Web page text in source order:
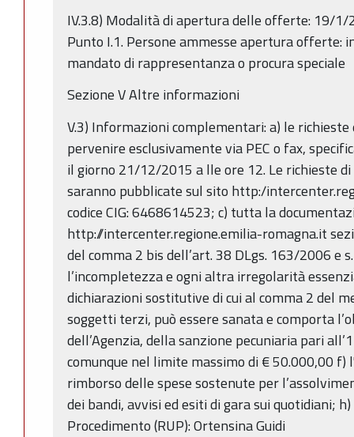
IV.3.8) Modalità di apertura delle offerte: 19/1/
Punto I.1. Persone ammesse apertura offerte:
mandato di rappresentanza o procura speciale
Sezione V Altre informazioni
V.3) Informazioni complementari: a) le
pervenire esclusivamente via PEC o fax,
il giorno 21/12/2015 a lle ore 12. Le richieste
saranno pubblicate sul sito http:/
codice CIG: 6468614523; c) tutta la
http://intercenter.regione.emilia-romagna.it
del comma 2 bis dell’art. 38 DLgs. 163/2006 e
l’incompletezza e ogni altra irregolarità
dichiarazioni sostitutive di cui al comma 2 del
soggetti terzi, può essere sanata e comporta
dell’Agenzia, della sanzione pecuniaria pari
comunque nel limite massimo di € 50.000,00 f)
rimborso delle spese sostenute per
dei bandi, avvisi ed esiti di gara sui quotidiani;
Procedimento (RUP): Ortensina Guidi